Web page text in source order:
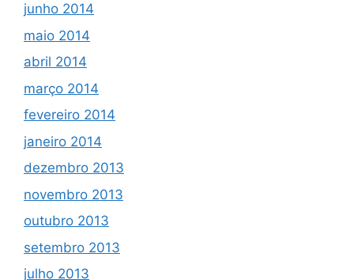
junho 2014
maio 2014
abril 2014
março 2014
fevereiro 2014
janeiro 2014
dezembro 2013
novembro 2013
outubro 2013
setembro 2013
julho 2013